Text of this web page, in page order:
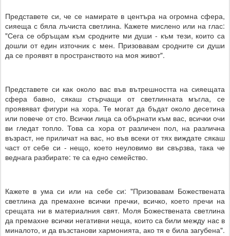
Представете си, че се намирате в центъра на огромна сфера,
сияеща с бяла лъчиста светлина. Кажете мислено или на глас:
"Сега се обръщам към сродните ми души - към тези, които са
дошли от един източник с мен. Призовавам сродните си души
да се проявят в пространството на моя живот".
Представете си как около вас във вътрешността на сияещата
сфера бавно, сякаш стърчащи от светлинната мъгла, се
проявяват фигури на хора. Те могат да бъдат около десетина
или повече от сто. Всички лица са обърнати към вас, всички очи
ви гледат топло. Това са хора от различен пол, на различна
възраст, не приличат на вас, но във всеки от тях виждате сякаш
част от себе си - нещо, което неуловимо ви свързва, така че
веднага разбирате: те са едно семейство.
Кажете в ума си или на себе си: "Призовавам Божествената
светлина да премахне всички пречки, всичко, което пречи на
срещата ни в материалния свят. Моля Божествената светлина
да премахне всички негативни неща, които са били между нас в
миналото, и да възстанови хармонията, ако тя е била загубена".